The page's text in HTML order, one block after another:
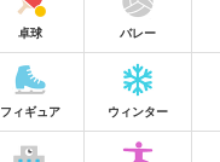
卓球 バレー
フィギュア ウィンター